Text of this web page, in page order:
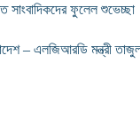
সাংবাদিকদের ফুলেল শুভেচ্ছা
– এলজিআরডি মন্ত্রী